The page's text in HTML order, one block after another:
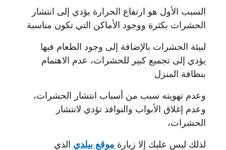
السبب الأول هو ارتفاع الحرارة يؤدي إلى انتشار
الحشرات بكثرة ووجود الأماكن التي تكون مناسبة
لبيئة الحشرات بالإضافة إلى وجود الطعام فيها
يؤدي إلى تجميع كبير للحشرات، عدم الاهتمام
بنظافة المنزل
وعدم تهويته سبب من أسباب انتشار الحشرات،
وعدم إغلاق الأبواب والنوافذ تؤدي لانتشار
الحشرات،
لذلك ليس عليك إلا زيارة موقع بيلدي الذي